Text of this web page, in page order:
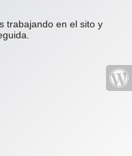
trabajando en el sito y